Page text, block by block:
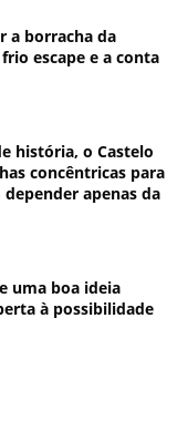
a borracha da
escape e a conta
história, o Castelo
concêntricas para
apenas da
uma boa ideia
à possibilidade